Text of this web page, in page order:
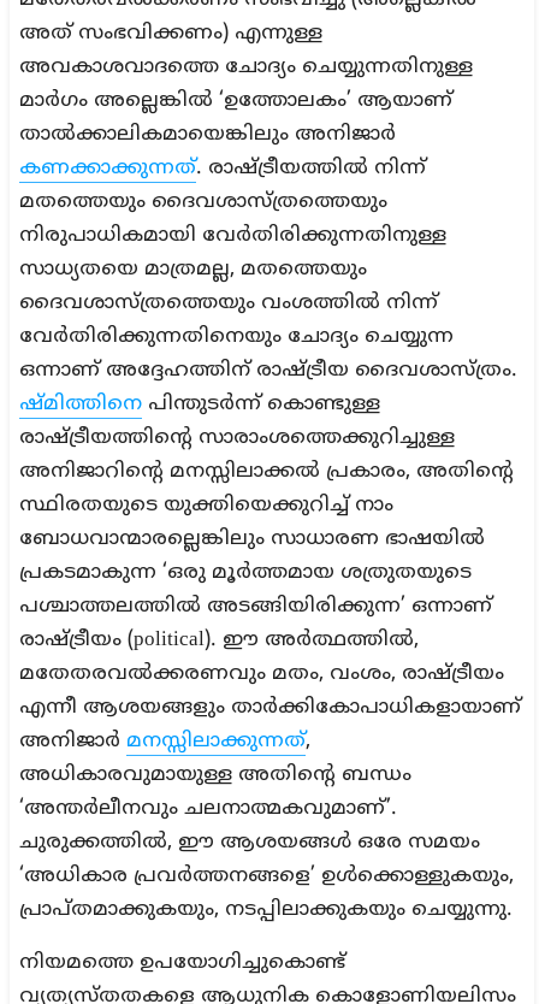
അത് സംഭവിക്കണം) എന്നുള്ള
അവകാശവാദത്തെ ചോദ്യം ചെയ്യുന്നതിനുള്ള
മാർഗം അല്ലെങ്കിൽ ‘ഉത്തോലകം’ ആയാണ്
താൽക്കാലികമായെങ്കിലും അനിജാർ
കണക്കാക്കുന്നത്. രാഷ്ട്രീയത്തിൽ നിന്ന്
മതത്തെയും ദൈവശാസ്ത്രത്തെയും
നിരുപാധികമായി വേർതിരിക്കുന്നതിനുള്ള
സാധ്യതയെ മാത്രമല്ല, മതത്തെയും
ദൈവശാസ്ത്രത്തെയും വംശത്തിൽ നിന്ന്
വേർതിരിക്കുന്നതിനെയും ചോദ്യം ചെയ്യുന്ന
ഒന്നാണ് അദ്ദേഹത്തിന് രാഷ്ട്രീയ ദൈവശാസ്ത്രം.
ഷ്മിത്തിനെ പിന്തുടർന്ന് കൊണ്ടുള്ള
രാഷ്ട്രീയത്തിന്റെ സാരാംശത്തെക്കുറിച്ചുള്ള
അനിജാറിന്റെ മനസ്സിലാക്കൽ പ്രകാരം, അതിന്റെ
സ്ഥിരതയുടെ യുക്തിയെക്കുറിച്ച് നാം
ബോധവാന്മാരല്ലെങ്കിലും സാധാരണ ഭാഷയിൽ
പ്രകടമാകുന്ന ‘ഒരു മൂർത്തമായ ശത്രുതയുടെ
പശ്ചാത്തലത്തിൽ അടങ്ങിയിരിക്കുന്ന’ ഒന്നാണ്
രാഷ്ട്രീയം (political). ഈ അർത്ഥത്തിൽ,
മതേതരവൽക്കരണവും മതം, വംശം, രാഷ്ട്രീയം
എന്നീ ആശയങ്ങളും താർക്കികോപാധികളായാണ്
അനിജാർ മനസ്സിലാക്കുന്നത്,
അധികാരവുമായുള്ള അതിന്റെ ബന്ധം
‘അന്തർലീനവും ചലനാത്മകവുമാണ്’.
ചുരുക്കത്തിൽ, ഈ ആശയങ്ങൾ ഒരേ സമയം
‘അധികാര പ്രവർത്തനങ്ങളെ’ ഉൾക്കൊള്ളുകയും,
പ്രാപ്തമാക്കുകയും, നടപ്പിലാക്കുകയും ചെയ്യുന്നു.
നിയമത്തെ ഉപയോഗിച്ചുകൊണ്ട്
വ്യത്യസ്തതകളെ ആധുനിക കൊളോണിയലിസം